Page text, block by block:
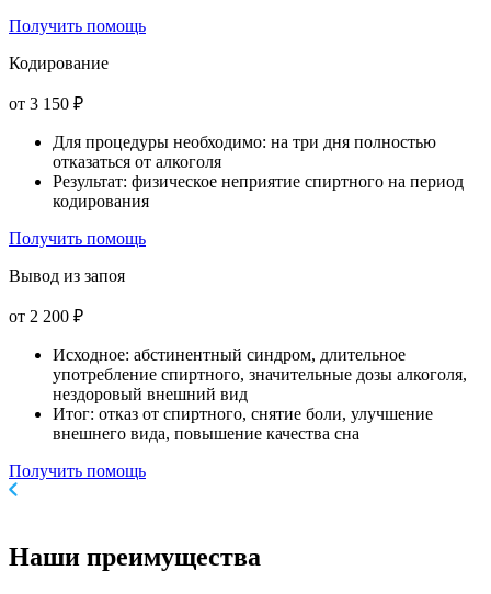
Получить помощь
Кодирование
от 3 150 ₽
Для процедуры необходимо: на три дня полностью
отказаться от алкоголя
Результат: физическое неприятие спиртного на период
кодирования
Получить помощь
Вывод из запоя
от 2 200 ₽
Исходное: абстинентный синдром, длительное
употребление спиртного, значительные дозы алкоголя,
нездоровый внешний вид
Итог: отказ от спиртного, снятие боли, улучшение
внешнего вида, повышение качества сна
Получить помощь
Наши преимущества